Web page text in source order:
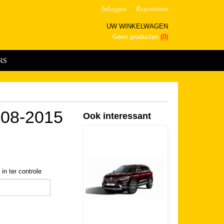
Inloggen Registreren
UW WINKELWAGEN
Geen producten (0)
2015
ter controle
Ook interessant